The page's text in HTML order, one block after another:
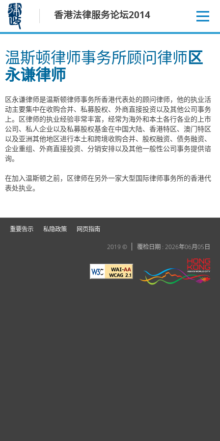
容
香港法律服务论坛2014
温斯顿律师事务所顾问律师区
永谦律师
区永谦律师是温斯顿律师事务所香港代表处的顾问律师，他的执业活
动主要集中在收购合并、私募股权、外商直接投资以及其他公司事务
上。区律师的执业经验非常丰富，经常为海外和本土各行各业的上市
公司、私人企业以及私募股权基金在中国大陆、香港特区、澳门特区
以及亚洲其他地区进行本土和跨境收购合并、股权融资、债务融资、
企业重组、外商直接投资、分销安排以及其他一般性公司事务提供谘
询。
在加入温斯顿之前，区律师在另外一家大型国际律师事务所的香港代
表处执业。
重要告示 私隐政策 网页指南
2019 © 覆检日期 : 2026年06月05日